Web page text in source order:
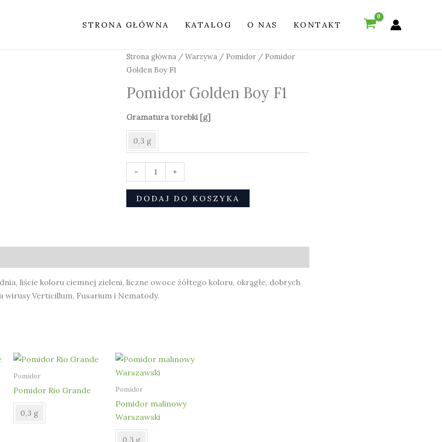
STRONA GŁÓWNA KATALOG O NAS KONTAKT
Strona główna /Warzywa / Pomidor / Pomidor
Golden Boy F1
Pomidor Golden Boy F1
Gramatura torebki [g]
0,3 g
-
ilość
Pomidor
Boy
+
DODAJ DO KOSZYKA
liście koloru ciemnej zieleni, liczne owoce żółtego koloru, okrągłe, dobrych
wirusy Verticillum, Fusarium i Nematody.
Pomidor
Pomidor Rio Grande
0,3 g
Pomidor
Pomidor malinowy
Warszawski
0,3 g